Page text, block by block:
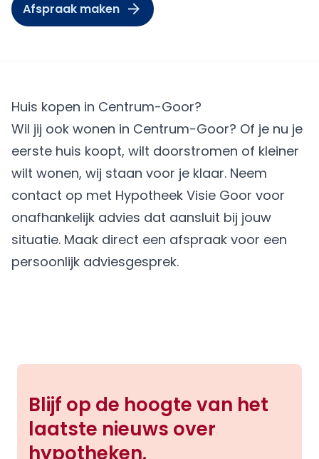
Afspraak maken
Huis kopen in Centrum-Goor?
Wil jij ook wonen in Centrum-Goor? Of je nu je
eerste huis koopt, wilt doorstromen of kleiner
wilt wonen, wij staan voor je klaar. Neem
contact op met Hypotheek Visie Goor voor
onafhankelijk advies dat aansluit bij jouw
situatie. Maak direct een afspraak voor een
persoonlijk adviesgesprek.
Blijf op de hoogte van het
laatste nieuws over
hypotheken.